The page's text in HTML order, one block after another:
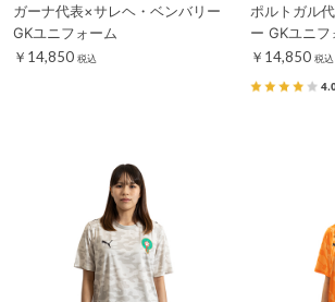
ガーナ代表×サレヘ・ベンバリー
GKユニフォーム
￥14,850 税込
ポルトガル
ー GKユニフ
￥14,850 税込